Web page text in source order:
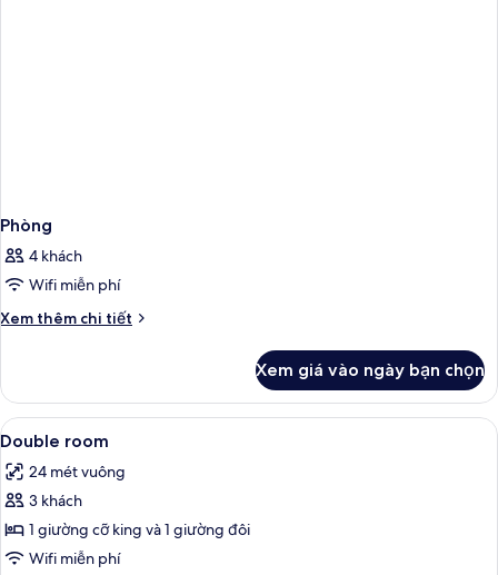
Phòng
4 khách
Wifi miễn phí
Xem thêm chi tiết
Chi
Phòng
Xem giá vào ngày bạn chọn
Xem
tất
cả
ảnh
Double
room
Minibar, két bảo mật tại phòng,
4
Double room
24 mét vuông
3 khách
1 giường cỡ king và 1 giường đôi
Wifi miễn phí